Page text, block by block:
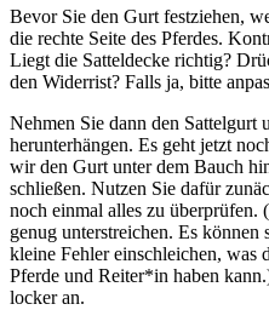
Bevor Sie den Gurt festziehen,
die rechte Seite des Pferdes.
Liegt die Satteldecke richtig?
den Widerrist? Falls ja, bitte
Nehmen Sie dann den Sattelgurt
herunterhängen. Es geht jetzt
wir den Gurt unter dem Bauch
schließen. Nutzen Sie dafür
noch einmal alles zu überprüfen.
genug unterstreichen. Es
kleine Fehler einschleichen, was
Pferde und Reiter*in haben
locker an.